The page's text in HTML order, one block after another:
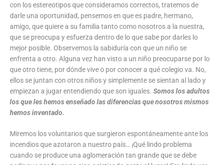
con los estereotipos que consideramos correctos, tratemos de
darle una oportunidad, pensemos en que es padre, hermano,
amigo, que quiere a su familia tanto como nosotros a la nuestra,
que se preocupa y esfuerza dentro de lo que sabe por darles lo
mejor posible. Observemos la sabiduría con que un niño se
enfrenta a otro. Alguna vez han visto a un niño preocuparse por lo
que otro tiene, por dónde vive o por conocer a qué colegio va. No,
ellos se juntan con otros niños y simplemente se sientan al lado y
empiezan a jugar entendiendo que son iguales. Somos los adultos
los que les hemos enseñado las diferencias que nosotros mismos
hemos inventado.
Miremos los voluntarios que surgieron espontáneamente ante los
incendios que azotaron a nuestro país… ¡Qué lindo problema
cuando se produce una aglomeración tan grande que se debe